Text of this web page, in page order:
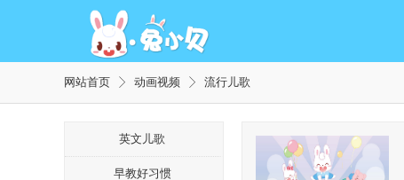
网站首页 动画视频 流行儿歌
英文儿歌
早教好习惯